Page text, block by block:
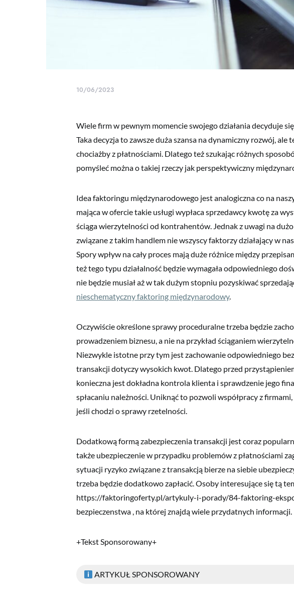
10/06/2023
Wiele firm w pewnym momencie swojego działania decyduje
Taka decyzja to zawsze duża szansa na dynamiczny rozwój, ale
chociażby z płatnościami. Dlatego też szukając różnych
pomyśleć można o takiej rzeczy jak perspektywiczny
Idea faktoringu międzynarodowego jest analogiczna co na
mająca w ofercie takie usługi wypłaca sprzedawcy kwotę za
ściąga wierzytelności od kontrahentów. Jednak z uwagi na
związane z takim handlem nie wszyscy faktorzy działający w
Spory wpływ na cały proces mają duże różnice między
też tego typu działalność będzie wymagała odpowiedniego
nie będzie musiał aż w tak dużym stopniu pozyskiwać
nieschematyczny faktoring międzynarodowy.
Oczywiście określone sprawy proceduralne trzeba będzie
prowadzeniem biznesu, a nie na przykład ściąganiem
Niezwykle istotne przy tym jest zachowanie odpowiedniego
transakcji dotyczy wysokich kwot. Dlatego przed
konieczna jest dokładna kontrola klienta i sprawdzenie jego
spłacaniu należności. Uniknąć to pozwoli współpracy z
jeśli chodzi o sprawy rzetelności.
Dodatkową formą zabezpieczenia transakcji jest coraz
także ubezpieczenie w przypadku problemów z płatnościami
sytuacji ryzyko związane z transakcją bierze na siebie
trzeba będzie dodatkowo zapłacić. Osoby interesujące się tą
https://faktoringoferty.pl/artykuly-i-porady/84-faktoring-
bezpieczenstwa , na której znajdą wiele przydatnych informacji.
+Tekst Sponsorowany+
ARTYKUŁ SPONSOROWANY